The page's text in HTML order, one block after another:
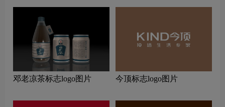
邓老凉茶标志logo图片 今顶标志logo图片